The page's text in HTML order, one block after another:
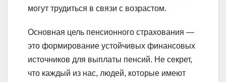
могут трудиться в связи с возрастом.
Основная цель пенсионного страхования —
это формирование устойчивых финансовых
источников для выплаты пенсий. Не секрет,
что каждый из нас, людей, которые имеют